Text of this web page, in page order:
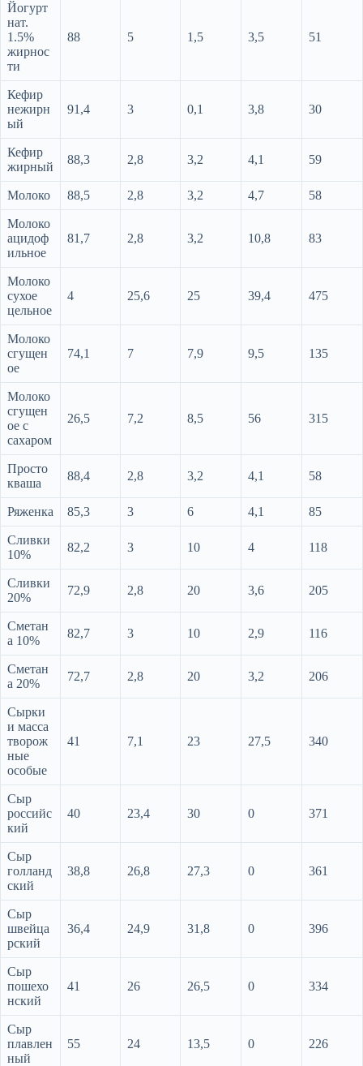
Йогурт
нат.
1.5%
жирнос
ти
88 5 1,5 3,5 51
Кефир
нежирн
ый
91,4 3 0,1 3,8 30
Кефир
жирный
88,3 2,8 3,2 4,1 59
Молоко 88,5 2,8 3,2 4,7 58
Молоко
ацидоф
ильное
81,7 2,8 3,2 10,8 83
Молоко
сухое
цельное
4 25,6 25 39,4 475
Молоко
сгущен
ое
74,1 7 7,9 9,5 135
Молоко
сгущен
ое с
сахаром
26,5 7,2 8,5 56 315
Просто
кваша
88,4 2,8 3,2 4,1 58
Ряженка 85,3 3 6 4,1 85
Сливки
10%
82,2 3 10 4 118
Сливки
20%
72,9 2,8 20 3,6 205
Сметан
а 10%
82,7 3 10 2,9 116
Сметан
а 20%
72,7 2,8 20 3,2 206
Сырки
и масса
творож
ные
особые
41 7,1 23 27,5 340
Сыр
российс
кий
40 23,4 30 0 371
Сыр
голланд
ский
38,8 26,8 27,3 0 361
Сыр
швейца
рский
36,4 24,9 31,8 0 396
Сыр
пошехо
нский
41 26 26,5 0 334
Сыр
плавлен
ный
55 24 13,5 0 226